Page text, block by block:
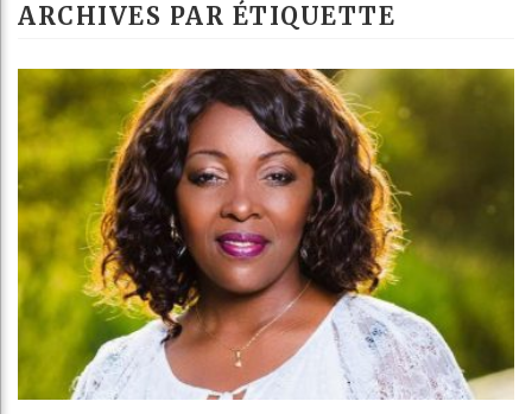
ARCHIVES PAR ÉTIQUETTE